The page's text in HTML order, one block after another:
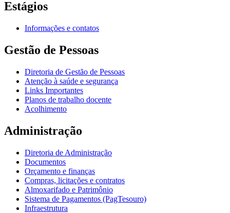
Estágios
Informações e contatos
Gestão de Pessoas
Diretoria de Gestão de Pessoas
Atenção à saúde e segurança
Links Importantes
Planos de trabalho docente
Acolhimento
Administração
Diretoria de Administração
Documentos
Orçamento e finanças
Compras, licitações e contratos
Almoxarifado e Patrimônio
Sistema de Pagamentos (PagTesouro)
Infraestrutura